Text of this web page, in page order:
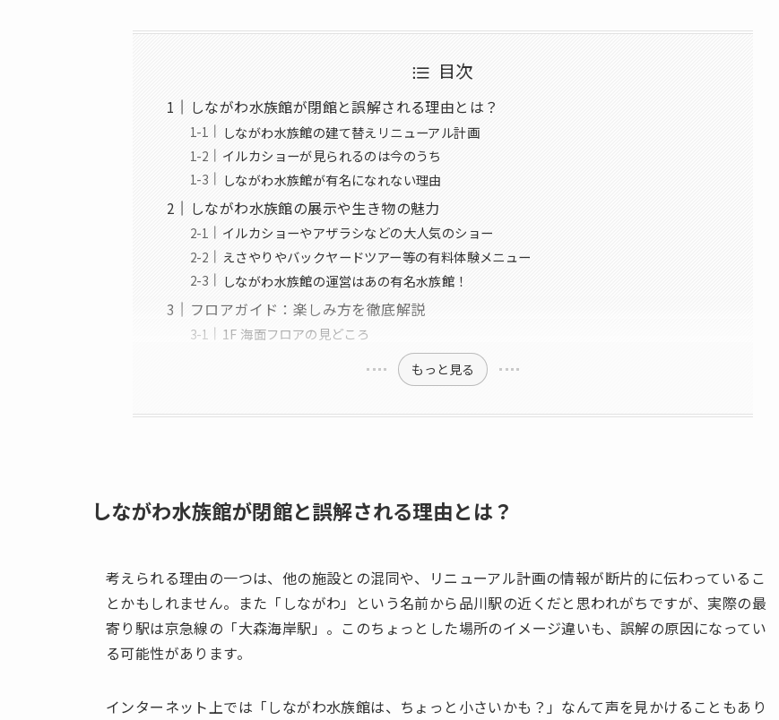
目次
しながわ水族館が閉館と誤解される理由とは？
しながわ水族館の建て替えリニューアル計画
イルカショーが見られるのは今のうち
しながわ水族館が有名になれない理由
しながわ水族館の展示や生き物の魅力
イルカショーやアザラシなどの大人気のショー
えさやりやバックヤードツアー等の有料体験メニュー
しながわ水族館の運営はあの有名水族館！
フロアガイド：楽しみ方を徹底解説
1F 海面フロアの見どころ
もっと見る
しながわ水族館が閉館と誤解される理由とは？
考えられる理由の一つは、他の施設との混同や、リニューアル計画の情報が断片的に伝わっているこ
とかもしれません。また「しながわ」という名前から品川駅の近くだと思われがちですが、実際の最
寄り駅は京急線の「大森海岸駅」。このちょっとした場所のイメージ違いも、誤解の原因になってい
る可能性があります。
インターネット上では「しながわ水族館は、ちょっと小さいかも？」なんて声を見かけることもあり